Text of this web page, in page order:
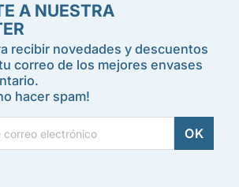
A NUESTRA
recibir novedades y descuentos
correo de los mejores envases
hacer spam!